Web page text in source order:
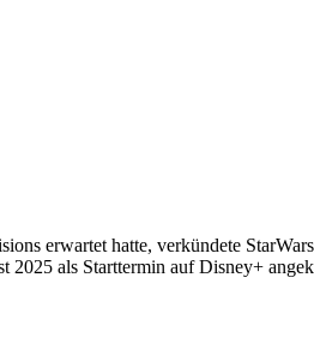
erwartet hatte, verkündete
als Starttermin auf Disney+